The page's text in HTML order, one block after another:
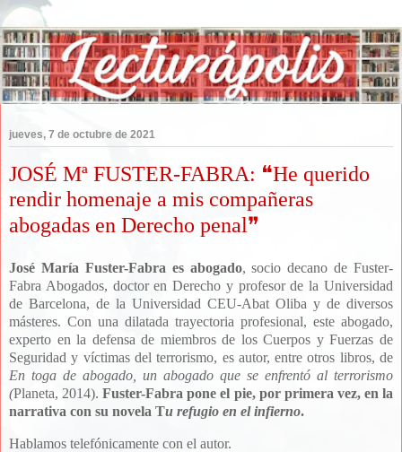
jueves, 7 de octubre de 2021
JOSÉ Mª FUSTER-FABRA: ❝He querido
rendir homenaje a mis compañeras
abogadas en Derecho penal❞
José María Fuster-Fabra es abogado, socio decano de Fuster-
Fabra Abogados, doctor en Derecho y profesor de la Universidad
de Barcelona, de la Universidad CEU-Abat Oliba y de diversos
másteres. Con una dilatada trayectoria profesional, este abogado,
experto en la defensa de miembros de losCuerpos y Fuerzas de
Seguridad y víctimas del terrorismo, es autor, entre otros libros, de
En toga de abogado, un abogado que se enfrentó al terrorismo
(Planeta, 2014).Fuster-Fabra pone el pie, por primera vez, en la
narrativa con su novela Tu refugio en el infierno.
Hablamos telefónicamente con el autor.